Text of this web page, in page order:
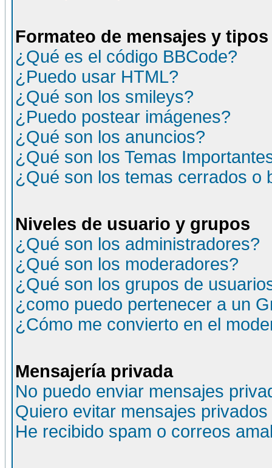
Formateo de mensajes y
¿Qué es el código BBCode?
¿Puedo usar HTML?
¿Qué son los smileys?
¿Puedo postear imágenes?
¿Qué son los anuncios?
¿Qué son los Temas
¿Qué son los temas cerrados o
Niveles de usuario y grupos
¿Qué son los administradores?
¿Qué son los moderadores?
¿Qué son los grupos de
¿como puedo pertenecer a un
¿Cómo me convierto en el
Mensajería privada
No puedo enviar mensajes
Quiero evitar mensajes
He recibido spam o correos